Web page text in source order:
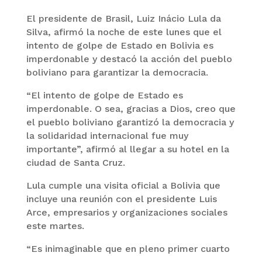
El presidente de Brasil, Luiz Inácio Lula da
Silva, afirmó la noche de este lunes que el
intento de golpe de Estado en Bolivia es
imperdonable y destacó la acción del pueblo
boliviano para garantizar la democracia.
“El intento de golpe de Estado es
imperdonable. O sea, gracias a Dios, creo que
el pueblo boliviano garantizó la democracia y
la solidaridad internacional fue muy
importante”, afirmó al llegar a su hotel en la
ciudad de Santa Cruz.
Lula cumple una visita oficial a Bolivia que
incluye una reunión con el presidente Luis
Arce, empresarios y organizaciones sociales
este martes.
“Es inimaginable que en pleno primer cuarto